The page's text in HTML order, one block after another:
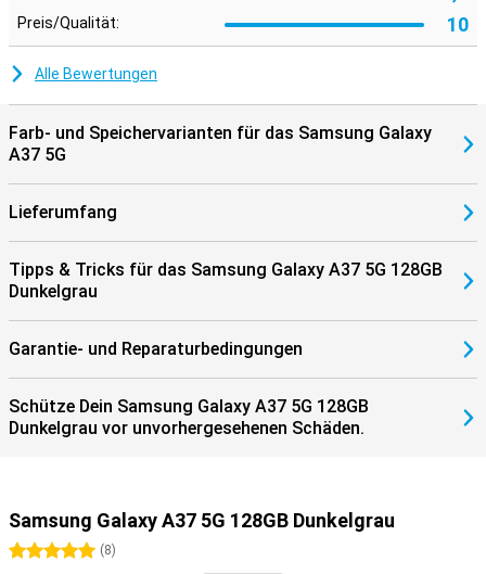
Staub und Wasser. Samsung unterstützt das Gerät außerdem
Sicherheitsupdates, damit Ihr Smartphone sicher, schnell und
Preis/Qualität: 10
Alle Bewertungen
Farb- und Speichervarianten für das Samsung Galaxy
A37 5G
Lieferumfang
Tipps & Tricks für das Samsung Galaxy A37 5G 128GB
Dunkelgrau
Garantie- und Reparaturbedingungen
Schütze Dein Samsung Galaxy A37 5G 128GB
Dunkelgrau vor unvorhergesehenen Schäden.
Samsung Galaxy A37 5G 128GB Dunkelgrau
5 Sterne
(8)